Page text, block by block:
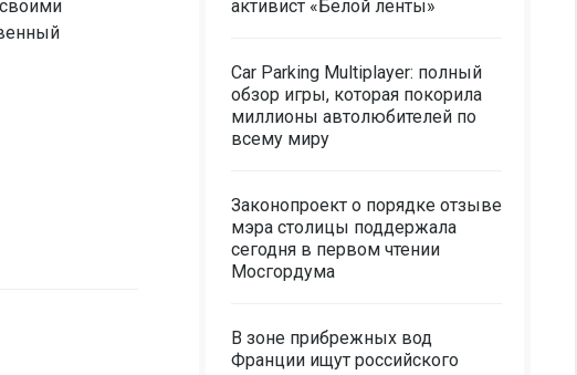
активист «Белой ленты»
Car Parking Multiplayer: полный
обзор игры, которая покорила
миллионы автолюбителей по
всему миру
Законопроект о порядке отзыве
мэра столицы поддержала
сегодня в первом чтении
Мосгордума
В зоне прибрежных вод
Франции ищут российского